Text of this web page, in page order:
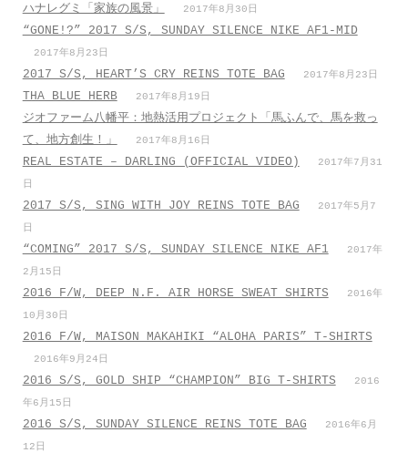
ハナレグミ「家族の風景」 2017年8月30日
“GONE!?” 2017 S/S, SUNDAY SILENCE NIKE AF1-MID
2017年8月23日
2017 S/S, HEART’S CRY REINS TOTE BAG 2017年8月23日
THA BLUE HERB 2017年8月19日
ジオファーム八幡平：地熱活用プロジェクト「馬ふんで、馬を救っ
て、地方創生！」
2017年8月16日
REAL ESTATE – DARLING (OFFICIAL VIDEO)
2017年7月31
日
2017 S/S, SING WITH JOY REINS TOTE BAG
2017年5月7
日
“COMING” 2017 S/S, SUNDAY SILENCE NIKE AF1
2017年
2月15日
2016 F/W, DEEP N.F. AIR HORSE SWEAT SHIRTS
2016年
10月30日
2016 F/W, MAISON MAKAHIKI “ALOHA PARIS” T-SHIRTS
2016年9月24日
2016 S/S, GOLD SHIP “CHAMPION” BIG T-SHIRTS
2016
年6月15日
2016 S/S, SUNDAY SILENCE REINS TOTE BAG
2016年6月
12日